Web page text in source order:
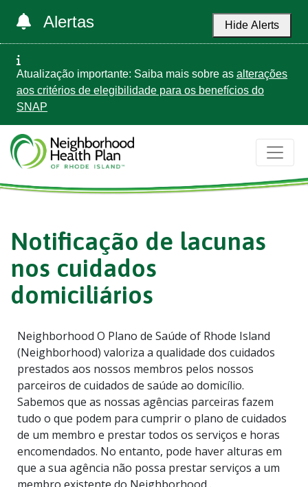
Alertas Hide Alerts
Atualização importante: Saiba mais sobre as alterações
aos critérios de elegibilidade para os benefícios do
SNAP
Notificação de lacunas
nos cuidados
domiciliários
Neighborhood O Plano de Saúde of Rhode Island
(Neighborhood) valoriza a qualidade dos cuidados
prestados aos nossos membros pelos nossos
parceiros de cuidados de saúde ao domicílio.
Sabemos que as nossas agências parceiras fazem
tudo o que podem para cumprir o plano de cuidados
de um membro e prestar todos os serviços e horas
encomendados. No entanto, pode haver alturas em
que a sua agência não possa prestar serviços a um